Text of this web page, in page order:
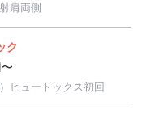
肩両側
ク
ヒュートックス初回